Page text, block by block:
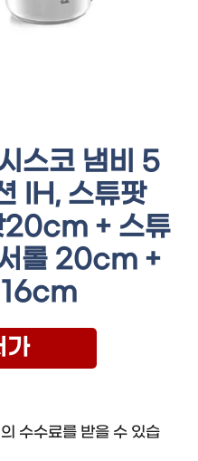
스코 냄비 5
IH, 스튜팟
20cm + 스튜
롤 20cm +
16cm
가
수수료를 받을 수 있습